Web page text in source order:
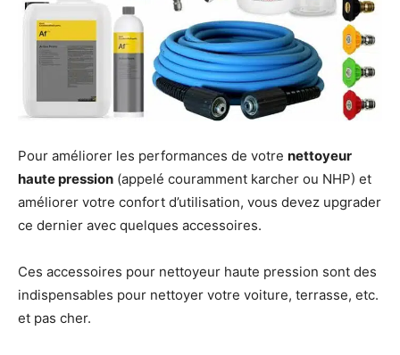
Pour améliorer les performances de votre nettoyeur
haute pression (appelé couramment karcher ou NHP) et
améliorer votre confort d’utilisation, vous devez upgrader
ce dernier avec quelques accessoires.
Ces accessoires pour nettoyeur haute pression sont des
indispensables pour nettoyer votre voiture, terrasse, etc.
et pas cher.